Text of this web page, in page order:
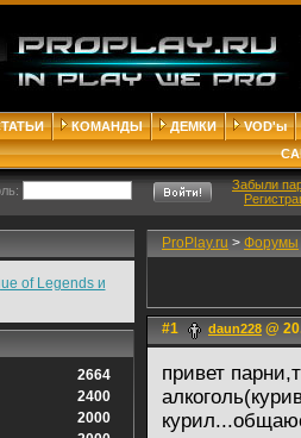
КОМАНДЫ ДЕМКИ
VOD'ы
Забыли
of Legends и
2664
2400
2000
ProPlay.ru > Форумы
#1 daun228 @
привет